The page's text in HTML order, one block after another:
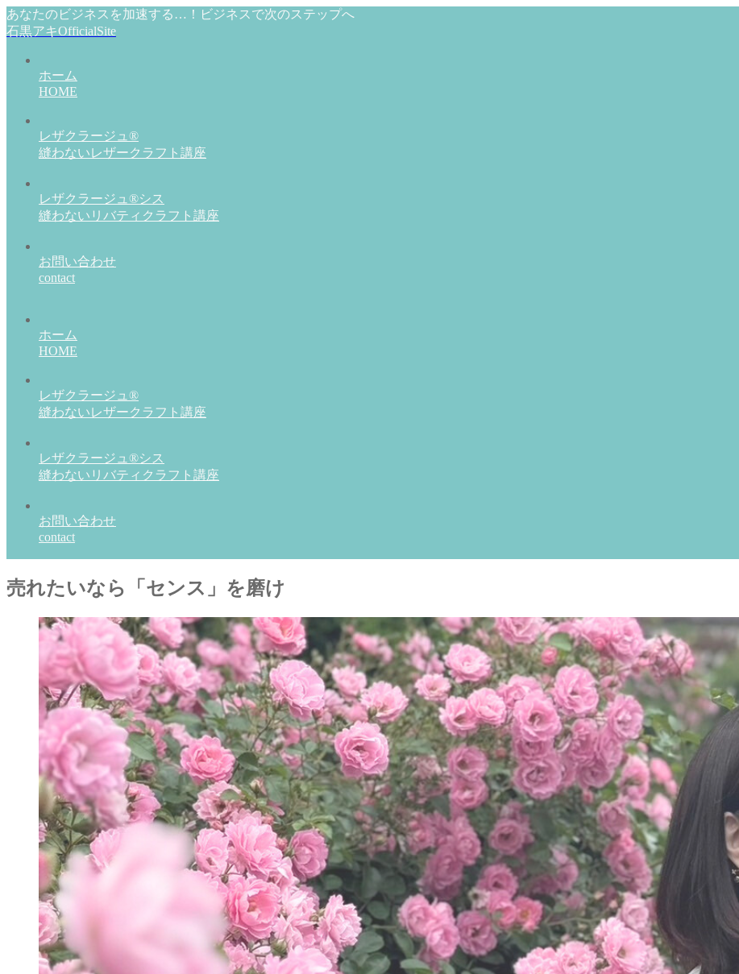
あなたのビジネスを加速する…！ビジネスで次のステップへ
石黒アキOfficialSite
ホーム
HOME
レザクラージュ®
縫わないレザークラフト講座
レザクラージュ®シス
縫わないリバティクラフト講座
お問い合わせ
contact
ホーム
HOME
レザクラージュ®
縫わないレザークラフト講座
レザクラージュ®シス
縫わないリバティクラフト講座
お問い合わせ
contact
売れたいなら「センス」を磨け